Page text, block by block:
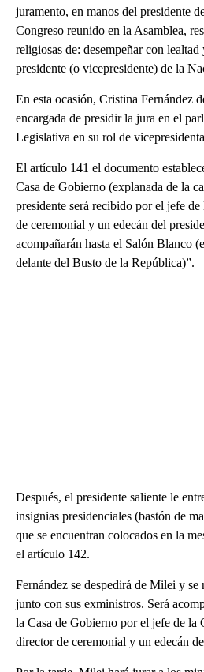
juramento, en manos del presidente
Congreso reunido en la Asamblea,
religiosas de: desempeñar con
presidente (o vicepresidente) de la
En esta ocasión, Cristina Fernández
encargada de presidir la jura en el
Legislativa en su rol de
El artículo 141 el documento
Casa de Gobierno (explanada de la
presidente será recibido por el jefe
de ceremonial y un edecán del
acompañarán hasta el Salón Blanco
delante del Busto de la República)”.
Después, el presidente saliente le
insignias presidenciales (bastón de
que se encuentran colocados en la
el artículo 142.
Fernández se despedirá de Milei y
junto con sus exministros. Será
la Casa de Gobierno por el jefe de la
director de ceremonial y un edecán